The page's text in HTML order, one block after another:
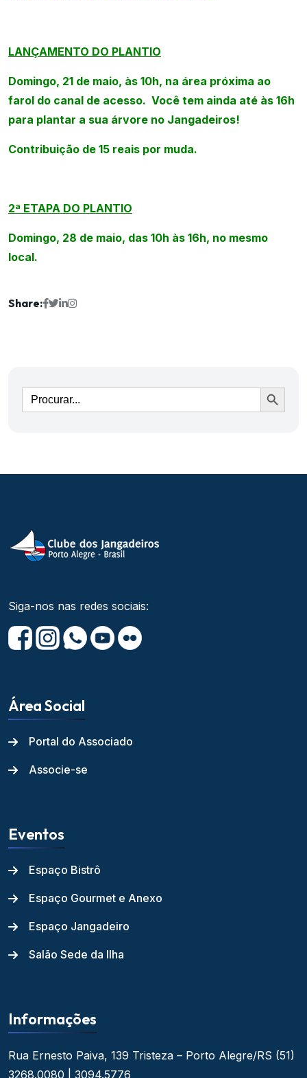
LANÇAMENTO DO PLANTIO
Domingo, 21 de maio, às 10h, na área próxima ao
farol do canal de acesso. Você tem ainda até às 16h
para plantar a sua árvore no Jangadeiros!
Contribuição de 15 reais por muda.
2ª ETAPA DO PLANTIO
Domingo, 28 de maio, das 10h às 16h, no mesmo
local.
Share:
Ir
Siga-nos nas redes sociais:
Área Social
Portal do Associado
Associe-se
Eventos
Espaço Bistrô
Espaço Gourmet e Anexo
Espaço Jangadeiro
Salão Sede da Ilha
Informações
Rua Ernesto Paiva, 139 Tristeza – Porto Alegre/RS (51)
3268.0080 | 3094.5776